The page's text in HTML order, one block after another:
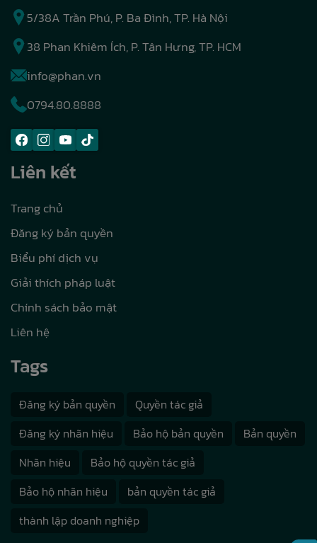
5/38A Trần Phú, P. Ba Đình, TP. Hà Nội
38 Phan Khiêm Ích, P. Tân Hưng, TP. HCM
info@phan.vn
0794.80.8888
Liên kết
Trang chủ
Đăng ký bản quyền
Biểu phí dịch vụ
Giải thích pháp luật
Chính sách bảo mật
Liên hệ
Tags
Đăng ký bản quyền
Quyền tác giả
Đăng ký nhãn hiệu
Bảo hộ bản quyền
Bản quyền
Nhãn hiệu
Bảo hộ quyền tác giả
Bảo hộ nhãn hiệu
bản quyền tác giả
thành lập doanh nghiệp